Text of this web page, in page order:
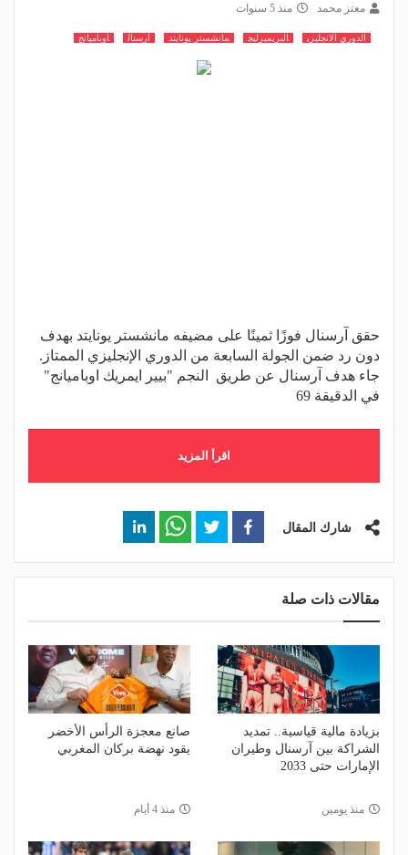
معتز محمد منذ 5 سنوات
الدوري الانجليزي البريميرليج مانشستر يونايتد ارسنال اوباميانج
حقق آرسنال فوزًا ثمينًا على مضيفه مانشستر يونايتد بهدف
دون رد ضمن الجولة السابعة من الدوري الإنجليزي الممتاز.
جاء هدف آرسنال عن طريق النجم "بيير ايمريك اوباميانج"
في الدقيقة 69
اقرأ المزيد
شارك المقال
مقالات ذات صلة
بزيادة مالية قياسية.. تمديد
الشراكة بين آرسنال وطيران
الإمارات حتى 2033
منذ يومين
صانع معجزة الرأس الأخضر
يقود نهضة بركان المغربي
منذ 4 أيام